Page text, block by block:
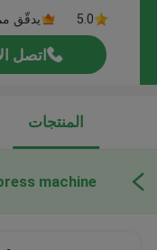
5.0
يدقّق
اتصل
المنتجات